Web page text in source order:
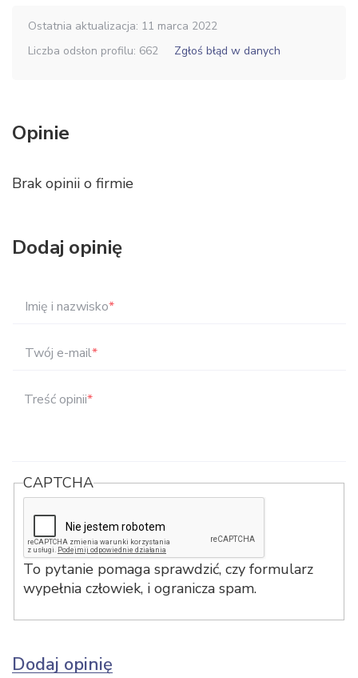
Ostatnia aktualizacja: 11 marca 2022
Liczba odsłon profilu: 662
Zgłoś błąd w danych
Opinie
Brak opinii o firmie
Dodaj opinię
Imię i nazwisko*
Twój e-mail*
Treść opinii*
CAPTCHA
To pytanie pomaga sprawdzić, czy formularz
wypełnia człowiek, i ogranicza spam.
Dodaj opinię